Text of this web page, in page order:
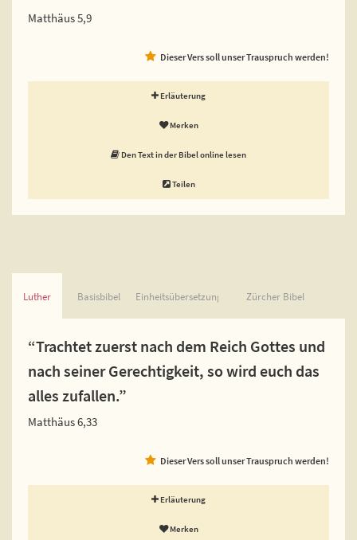
Matthäus 5,9
Dieser Vers soll unser Trauspruch werden!
Erläuterung
Merken
Den Text in der Bibel online lesen
Teilen
Luther Basisbibel Einheitsübersetzung Zürcher Bibel
“Trachtet zuerst nach dem Reich Gottes und
nach seiner Gerechtigkeit, so wird euch das
alles zufallen.”
Matthäus 6,33
Dieser Vers soll unser Trauspruch werden!
Erläuterung
Merken